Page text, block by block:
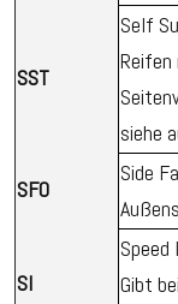
SST
Self
siehe
SFO
Side
SI
Gibt